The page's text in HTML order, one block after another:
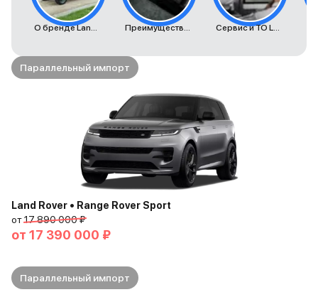
О бренде Land Rover Преимущества автомобилей Land Rover Сервис и ТО Land Rover
Параллельный импорт
Land Rover • Range Rover Sport
от17 890 000 ₽
от 17 390 000 ₽
Параллельный импорт